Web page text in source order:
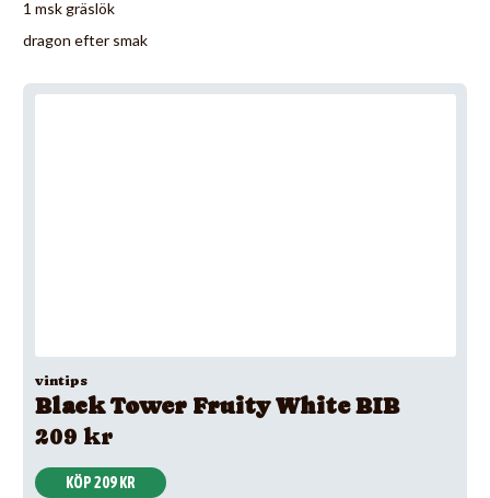
1 msk gräslök
dragon efter smak
vintips
Black Tower Fruity White BIB
209 kr
KÖP 209 KR